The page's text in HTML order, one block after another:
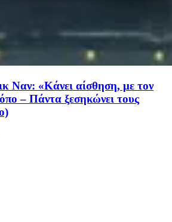
Ναν: «Κάνει αίσθηση, με τον
– Πάντα ξεσηκώνει τους